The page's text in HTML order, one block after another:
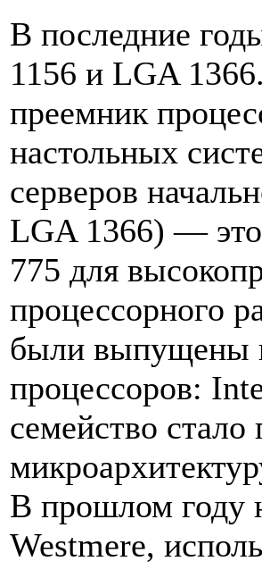
В последние
1156 и LGA
преемник
настольных
серверов
LGA 1366) — это
775 для
процессорного
были выпущены
процессоров:
семейство
В прошлом году
Westmere,